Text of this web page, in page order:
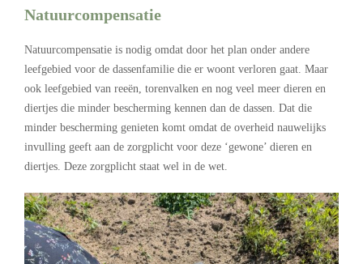
Natuurcompensatie
Natuurcompensatie is nodig omdat door het plan onder andere
leefgebied voor de dassenfamilie die er woont verloren gaat. Maar
ook leefgebied van reeën, torenvalken en nog veel meer dieren en
diertjes die minder bescherming kennen dan de dassen. Dat die
minder bescherming genieten komt omdat de overheid nauwelijks
invulling geeft aan de zorgplicht voor deze ‘gewone’ dieren en
diertjes. Deze zorgplicht staat wel in de wet.